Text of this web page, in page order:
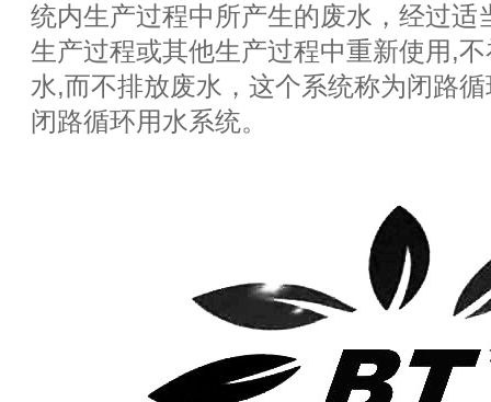
统内生产过程中所产生的废水，经过适
生产过程或其他生产过程中重新使用,
水,而不排放废水，这个系统称为闭路
闭路循环用水系统。